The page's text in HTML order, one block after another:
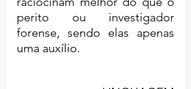
perito ou investigador
forense, sendo elas apenas
uma auxílio.